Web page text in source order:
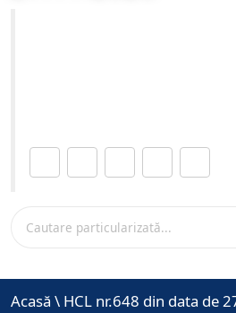
Acasă \ HCL nr.648 din data de